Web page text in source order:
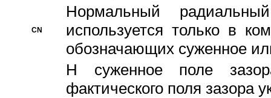
CN
Hормальный
используется только в
обозначающих суженное
H суженное поле
фактического поля зазора